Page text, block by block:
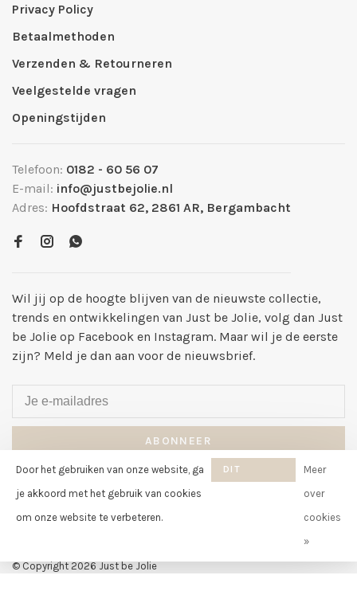
Privacy Policy
Betaalmethoden
Verzenden & Retourneren
Veelgestelde vragen
Openingstijden
Telefoon: 0182 - 60 56 07
E-mail: info@justbejolie.nl
Adres: Hoofdstraat 62, 2861 AR, Bergambacht
Wil jij op de hoogte blijven van de nieuwste collectie,
trends en ontwikkelingen van Just be Jolie, volg dan Just
be Jolie op Facebook en Instagram. Maar wil je de eerste
zijn? Meld je dan aan voor de nieuwsbrief.
ABONNEER
By signing up, you agree to our Privacy Policy.
© Copyright 2026 Just be Jolie
Door het gebruiken van onze website, ga
je akkoord met het gebruik van cookies
om onze website te verbeteren.
DIT
Meer
over
cookies
»